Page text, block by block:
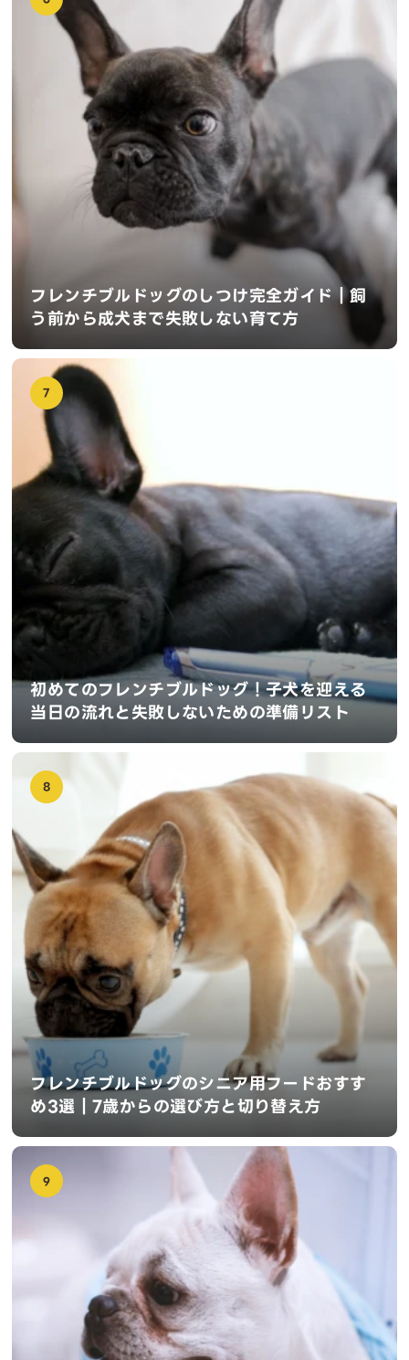
フレンチブルドッグのしつけ完全ガイド｜飼
う前から成犬まで失敗しない育て方
7
初めてのフレンチブルドッグ！子犬を迎える
当日の流れと失敗しないための準備リスト
8
フレンチブルドッグのシニア用フードおすす
め3選｜7歳からの選び方と切り替え方
9